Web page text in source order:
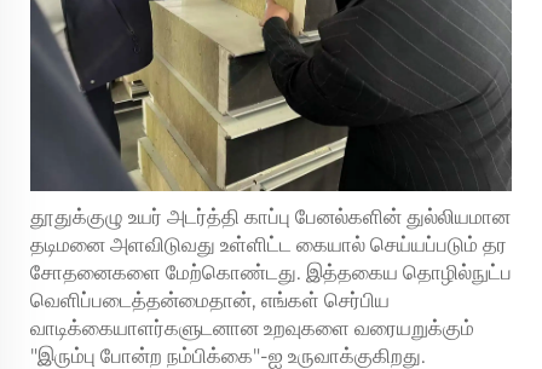
தூதுக்குழு உயர் அடர்த்தி காப்பு பேனல்களின் துல்லியமான
தடிமனை அளவிடுவது உள்ளிட்ட கையால் செய்யப்படும் தர
சோதனைகளை மேற்கொண்டது. இத்தகைய தொழில்நுட்ப
வெளிப்படைத்தன்மைதான், எங்கள் செர்பிய
வாடிக்கையாளர்களுடனான உறவுகளை வரையறுக்கும்
"இரும்பு போன்ற நம்பிக்கை"-ஐ உருவாக்குகிறது.